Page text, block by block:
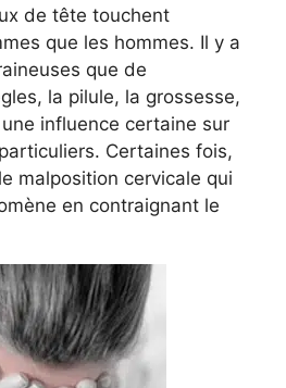
de tête touchent
que les hommes. Il y a
que de
la pilule, la grossesse,
influence certaine sur
Certaines fois,
malposition cervicale qui
en contraignant le